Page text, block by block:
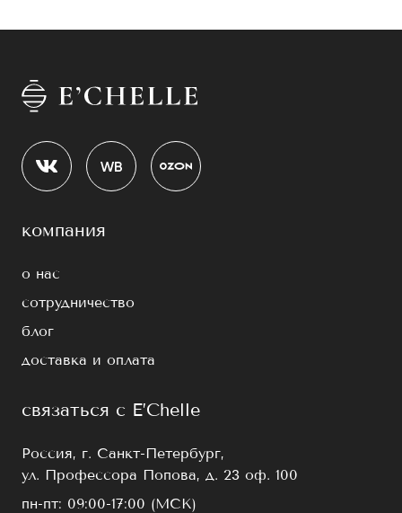
компания
о нас
сотрудничество
блог
доставка и оплата
связаться с E’Chelle
Россия, г. Санкт-Петербург,
ул. Профессора Попова, д. 23 оф. 100
пн-пт: 09:00-17:00 (МСК)